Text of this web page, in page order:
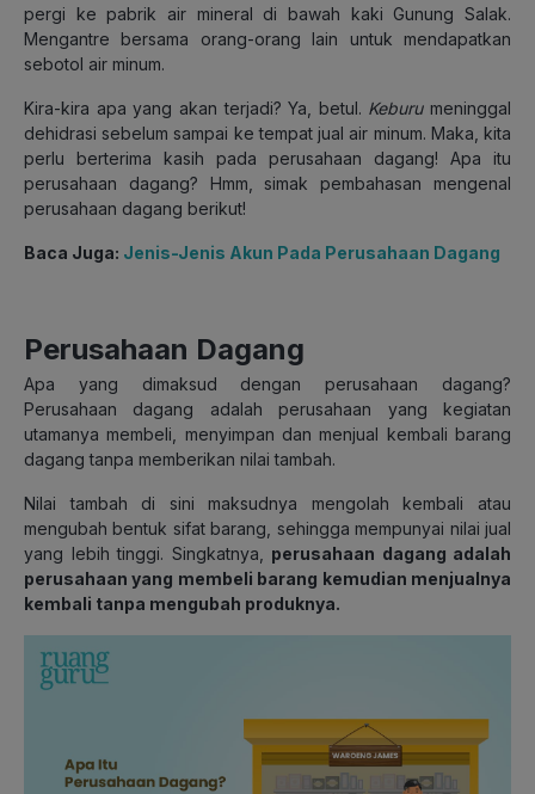
pergi ke pabrik air mineral di bawah kaki Gunung Salak.
Mengantre bersama orang-orang lain untuk mendapatkan
sebotol air minum.
Kira-kira apa yang akan terjadi? Ya, betul. Keburumeninggal
dehidrasi sebelum sampai ke tempat jual air minum. Maka, kita
perlu berterima kasih pada perusahaan dagang! Apa itu
perusahaan dagang? Hmm, simak pembahasan mengenal
perusahaan dagang berikut!
Baca Juga: Jenis-Jenis Akun Pada Perusahaan Dagang
Perusahaan Dagang
Apa yang dimaksud dengan perusahaan dagang?
Perusahaan dagang adalah perusahaan yang kegiatan
utamanya membeli, menyimpan dan menjual kembali barang
dagang tanpa memberikan nilai tambah.
Nilai tambah di sini maksudnya mengolah kembali atau
mengubah bentuk sifat barang, sehingga mempunyai nilai jual
yang lebih tinggi. Singkatnya, perusahaan dagang adalah
perusahaan yang membeli barang kemudian menjualnya
kembali tanpa mengubah produknya.